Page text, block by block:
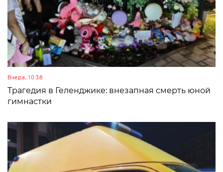
Вчера, 10:38
Трагедия в Геленджике: внезапная смерть юной
гимнастки